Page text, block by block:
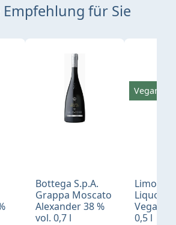
Empfehlung für Sie
Bottega S.p.A.
Grappa Moscato
Alexander 38 %
vol. 0,7 l
Liquore
Vegan
0,5 l
Vegan